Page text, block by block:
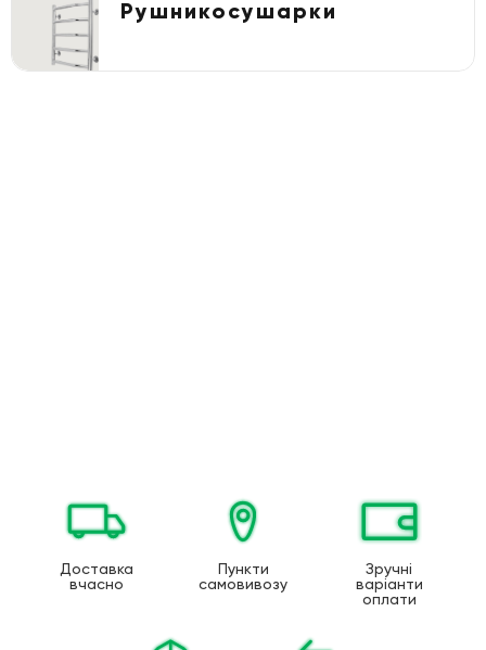
Рушникосушарки
Доставка
вчасно
Пункти
самовивозу
Зручні
варіанти
оплати